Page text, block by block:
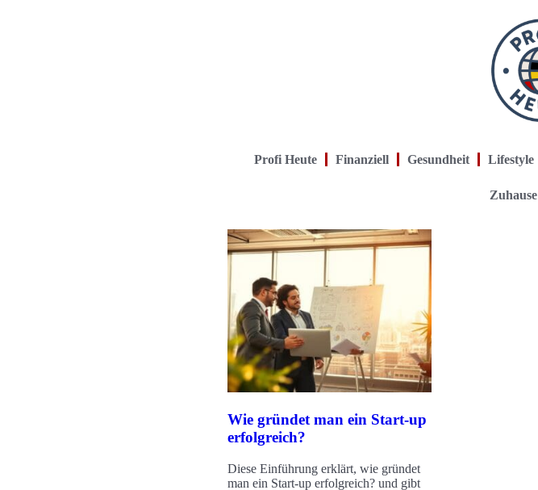
Profi Heute Finanziell Gesundheit Lifestyle
Zuhause
Wie gründet man ein Start-up
erfolgreich?
Diese Einführung erklärt, wie gründet
man ein Start-up erfolgreich? und gibt